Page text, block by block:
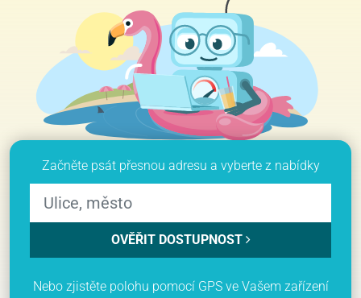
Začněte psát přesnou adresu a vyberte z nabídky
OVĚŘIT DOSTUPNOST
Nebo zjistěte polohu pomocí GPS ve Vašem zařízení